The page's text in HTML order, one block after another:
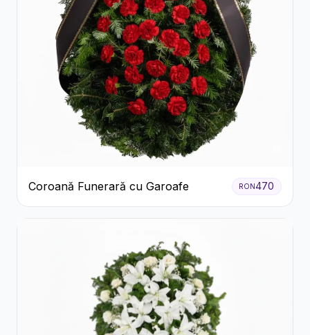
Coroană Funerară cu Garoafe RON470